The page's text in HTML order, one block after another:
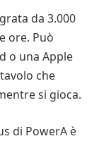
da 3.000
ore. Può
o una Apple
che
si gioca.
di PowerA è